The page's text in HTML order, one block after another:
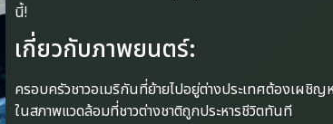
นี้!
เกี่ยวกับภาพยนตร์:
ครอบครัวชาวอเมริกันที่ย้ายไปอยู่ต่างประเทศต้องเผชิ
ในสภาพแวดล้อมที่ชาวต่างชาติถูกประหารชีวิตทันที